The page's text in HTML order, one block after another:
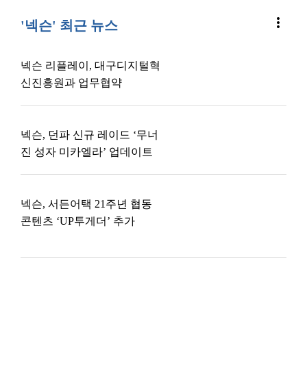
'넥슨' 최근 뉴스 more_vert
넥슨 리플레이, 대구디지털혁
신진흥원과 업무협약
넥슨, 던파 신규 레이드 ‘무너
진 성자 미카엘라’ 업데이트
넥슨, 서든어택 21주년 협동
콘텐츠 ‘UP투게더’ 추가